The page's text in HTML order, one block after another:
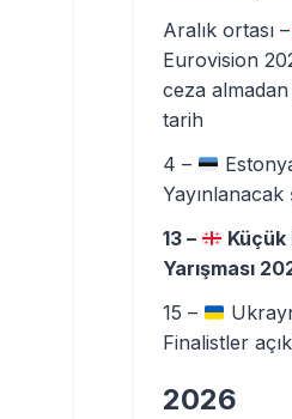
Aralık ortası –
Eurovision
ceza
tarih
4 –
Yayınlanacak
13 –
Küçük
Yarışması
15 –
Finalistler
2026